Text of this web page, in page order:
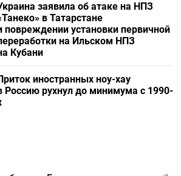
заявила об атаке на НПЗ
в Татарстане
повреждении установки первичной
на Ильском НПЗ
Кубани
иностранных ноу-хау
Россию рухнул до минимума с 1990-